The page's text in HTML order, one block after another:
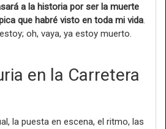
a la historia por ser la muerte
que habré visto en toda mi vida.
oh, vaya, ya estoy muerto.
en la Carretera
la puesta en escena, el ritmo, las